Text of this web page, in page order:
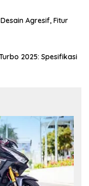
Agresif, Fitur
2025: Spesifikasi